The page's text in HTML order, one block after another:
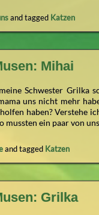
and tagged Katzen
Mihai
Schwester Grilka
uns nicht mehr
haben? Verstehe
mussten ein paar von
and tagged Katzen
Grilka